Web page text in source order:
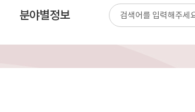
분야별정보